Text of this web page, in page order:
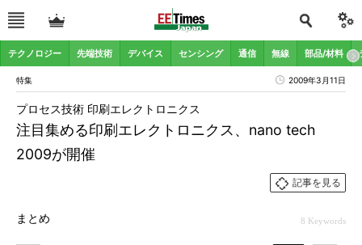
テクノロジー 先端技術 デバイス センシング 通信 無線 部品/材料
特集 2009年3月11日
注目集める印刷エレクトロニクス、nano tech
2009が開催
プロセス技術 印刷エレクトロニクス
記事を見る
まとめ 8 Keywords